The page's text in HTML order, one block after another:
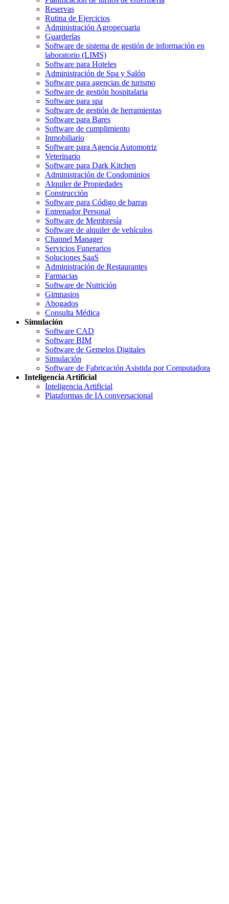
Reservas
Rutina de Ejercicios
Administración Agropecuaria
Guarderías
Software de sistema de gestión de información en
laboratorio (LIMS)
Software para Hoteles
Administración de Spa y Salón
Software para agencias de turismo
Software de gestión hospitalaria
Software para spa
Software de gestión de herramientas
Software para Bares
Software de cumplimiento
Inmobiliario
Software para Agencia Automotriz
Veterinario
Software para Dark Kitchen
Administración de Condominios
Alquiler de Propiedades
Construcción
Software para Código de barras
Entrenador Personal
Software de Membresía
Software de alquiler de vehículos
Channel Manager
Servicios Funerarios
Soluciones SaaS
Administración de Restaurantes
Farmacias
Software de Nutrición
Gimnasios
Abogados
Consulta Médica
Simulación
Software CAD
Software BIM
Software de Gemelos Digitales
Simulación
Software de Fabricación Asistida por Computadora
Inteligencia Artificial
Inteligencia Artificial
Plataformas de IA conversacional